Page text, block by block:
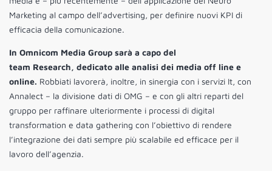
Marketing al campo dell’advertising, per definire nuovi KPI di
efficacia della comunicazione.
In Omnicom Media Group sarà a capo del
team Research, dedicato alle analisi dei media off line e
online. Robbiati lavorerà, inoltre, in sinergia con i servizi It, con
Annalect – la divisione dati di OMG – e con gli altri reparti del
gruppo per raffinare ulteriormente i processi di digital
transformation e data gathering con l’obiettivo di rendere
l’integrazione dei dati sempre più scalabile ed efficace per il
lavoro dell’agenzia.